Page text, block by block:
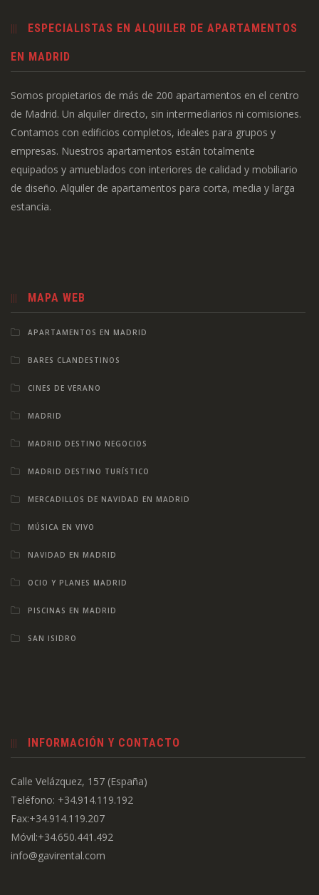
ESPECIALISTAS EN ALQUILER DE APARTAMENTOS
EN MADRID
Somos propietarios de más de 200 apartamentos en el centro
de Madrid. Un alquiler directo, sin intermediarios ni comisiones.
Contamos con edificios completos, ideales para grupos y
empresas. Nuestros apartamentos están totalmente
equipados y amueblados con interiores de calidad y mobiliario
de diseño. Alquiler de apartamentos para corta, media y larga
estancia.
MAPA WEB
APARTAMENTOS EN MADRID
BARES CLANDESTINOS
CINES DE VERANO
MADRID
MADRID DESTINO NEGOCIOS
MADRID DESTINO TURÍSTICO
MERCADILLOS DE NAVIDAD EN MADRID
MÚSICA EN VIVO
NAVIDAD EN MADRID
OCIO Y PLANES MADRID
PISCINAS EN MADRID
SAN ISIDRO
INFORMACIÓN Y CONTACTO
Calle Velázquez, 157 (España)
Teléfono: +34.914.119.192
Fax:+34.914.119.207
Móvil:+34.650.441.492
info@gavirental.com